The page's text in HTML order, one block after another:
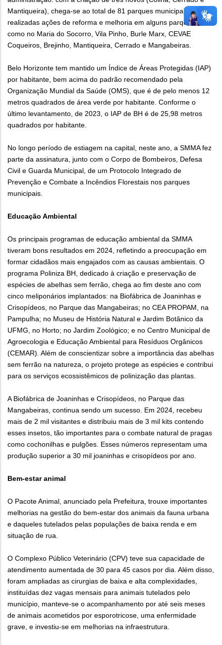
Mantiqueira), chega-se ao total de 81 parques municipais. Foram
realizadas ações de reforma e melhoria em alguns parques,
como no Maria do Socorro, Vila Pinho, Burle Marx, CEVAE
Coqueiros, Brejinho, Mantiqueira, Cerrado e Mangabeiras.
Belo Horizonte tem mantido um Índice de Áreas Protegidas (IAP)
por habitante, bem acima do padrão recomendado pela
Organização Mundial da Saúde (OMS), que é de pelo menos 12
metros quadrados de área verde por habitante. Conforme o
último levantamento, de 2023, o IAP de BH é de 25,98 metros
quadrados por habitante.
No longo período de estiagem na capital, neste ano, a SMMA fez
parte da assinatura, junto com o Corpo de Bombeiros, Defesa
Civil e Guarda Municipal, de um Protocolo Integrado de
Prevenção e Combate a Incêndios Florestais nos parques
municipais.
Educação Ambiental
Os principais programas de educação ambiental da SMMA
tiveram bons resultados em 2024, refletindo a preocupação em
formar cidadãos mais engajados com as causas ambientais. O
programa Poliniza BH, dedicado à criação e preservação de
espécies de abelhas sem ferrão, chega ao fim deste ano com
cinco meliponários implantados: na Biofábrica de Joaninhas e
Crisopídeos, no Parque das Mangabeiras; no CEA PROPAM, na
Pampulha; no Museu de História Natural e Jardim Botânico da
UFMG, no Horto; no Jardim Zoológico; e no Centro Municipal de
Agroecologia e Educação Ambiental para Resíduos Orgânicos
(CEMAR). Além de conscientizar sobre a importância das abelhas
sem ferrão na natureza, o projeto protege as espécies e contribui
para os serviços ecossistêmicos de polinização das plantas.
A Biofábrica de Joaninhas e Crisopídeos, no Parque das
Mangabeiras, continua sendo um sucesso. Em 2024, recebeu
mais de 2 mil visitantes e distribuiu mais de 3 mil kits contendo
esses insetos, tão importantes para o combate natural de pragas
como cochonilhas e pulgões. Esses números representam uma
produção superior a 30 mil joaninhas e crisopídeos por ano.
Bem-estar animal
O Pacote Animal, anunciado pela Prefeitura, trouxe importantes
melhorias na gestão do bem-estar dos animais da fauna urbana
e daqueles tutelados pelas populações de baixa renda e em
situação de rua.
O Complexo Público Veterinário (CPV) teve sua capacidade de
atendimento aumentada de 30 para 45 casos por dia. Além disso,
foram ampliadas as cirurgias de baixa e alta complexidades,
instituídas dez vagas mensais para animais tutelados pelo
município, manteve-se o acompanhamento por até seis meses
de animais acometidos por esporotricose, uma enfermidade
grave, e investiu-se em melhorias na infraestrutura.